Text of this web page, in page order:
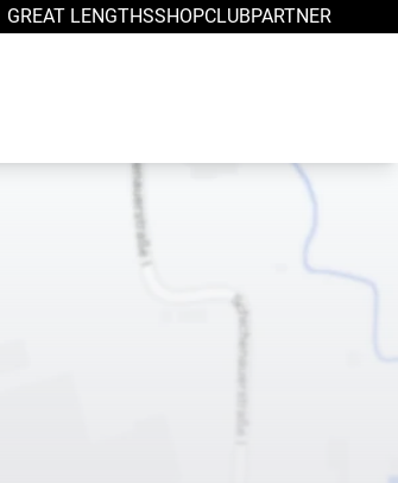
GREAT LENGTHSSHOPCLUBPARTNER